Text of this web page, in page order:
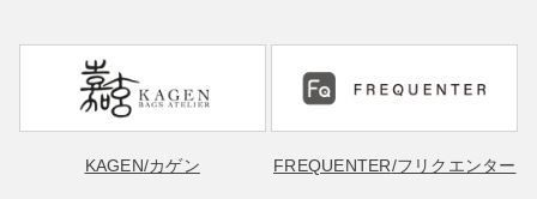
KAGEN/カゲン FREQUENTER/フリクエンター